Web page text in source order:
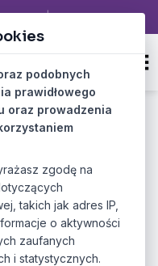
PL|EN
DLA SIECI
FRANCHIX
podobnych
prawidłowego
oraz prowadzenia
zgodę na
takich jak adres IP,
o aktywności
zaufanych
i statystycznych.